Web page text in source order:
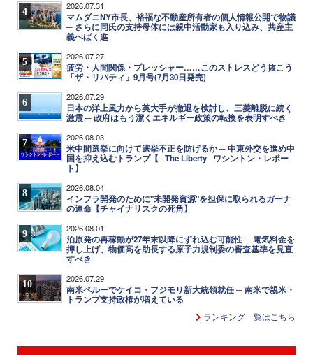
4 2026.07.31
マムダニNY市長、裕福な不動産所有者の個人情報公開で物議
─ さらに同氏の支持母体には親中活動家も入り込み、共産主
義へばく進
5 2026.07.27
疲労・人間関係・プレッシャー……このストレスどう抜こう
「ザ・リバティ」9月号(7月30日発売)
6 2026.07.29
日本の洋上風力から英大手が撤退を検討し、三菱離脱に続く
激震 ─ 政府はもう潔くエネルギー政策の転換を表明すべき
7 2026.08.03
米中間選挙に向けて選挙不正を防げるか ─ 中東外交を進め中
国を抑え込むトランプ【─The Liberty─ワシントン・レポー
ト】
8 2026.08.04
インフラ開発のために"未開発資源"を担保に取られるガーナ
の運命【チャイナリスクの死角】
9 2026.08.01
泊原発の再稼動が27年末以降にずれ込む可能性 ─ 電気料金を
押し上げ、物価高を助長する原子力規制委の審査基準を見直
すべき
10 2026.07.29
南米ペルーでケイコ・フジモリ新大統領就任 ─ 南米で親米・
トランプ支持政権が増えている
ランキング一覧はこちら